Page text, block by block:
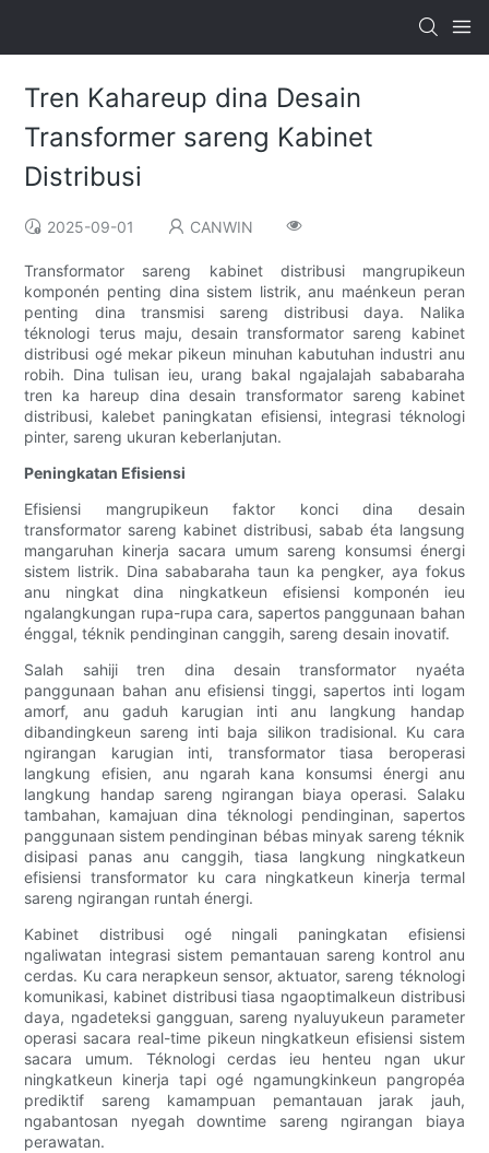
Tren Kahareup dina Desain
Transformer sareng Kabinet
Distribusi
2025-09-01 CANWIN
Transformator sareng kabinet distribusi mangrupikeun
komponén penting dina sistem listrik, anu maénkeun peran
penting dina transmisi sareng distribusi daya. Nalika
téknologi terus maju, desain transformator sareng kabinet
distribusi ogé mekar pikeun minuhan kabutuhan industri anu
robih. Dina tulisan ieu, urang bakal ngajalajah sababaraha
tren ka hareup dina desain transformator sareng kabinet
distribusi, kalebet paningkatan efisiensi, integrasi téknologi
pinter, sareng ukuran keberlanjutan.
Peningkatan Efisiensi
Efisiensi mangrupikeun faktor konci dina desain
transformator sareng kabinet distribusi, sabab éta langsung
mangaruhan kinerja sacara umum sareng konsumsi énergi
sistem listrik. Dina sababaraha taun ka pengker, aya fokus
anu ningkat dina ningkatkeun efisiensi komponén ieu
ngalangkungan rupa-rupa cara, sapertos panggunaan bahan
énggal, téknik pendinginan canggih, sareng desain inovatif.
Salah sahiji tren dina desain transformator nyaéta
panggunaan bahan anu efisiensi tinggi, sapertos inti logam
amorf, anu gaduh karugian inti anu langkung handap
dibandingkeun sareng inti baja silikon tradisional. Ku cara
ngirangan karugian inti, transformator tiasa beroperasi
langkung efisien, anu ngarah kana konsumsi énergi anu
langkung handap sareng ngirangan biaya operasi. Salaku
tambahan, kamajuan dina téknologi pendinginan, sapertos
panggunaan sistem pendinginan bébas minyak sareng téknik
disipasi panas anu canggih, tiasa langkung ningkatkeun
efisiensi transformator ku cara ningkatkeun kinerja termal
sareng ngirangan runtah énergi.
Kabinet distribusi ogé ningali paningkatan efisiensi
ngaliwatan integrasi sistem pemantauan sareng kontrol anu
cerdas. Ku cara nerapkeun sensor, aktuator, sareng téknologi
komunikasi, kabinet distribusi tiasa ngaoptimalkeun distribusi
daya, ngadeteksi gangguan, sareng nyaluyukeun parameter
operasi sacara real-time pikeun ningkatkeun efisiensi sistem
sacara umum. Téknologi cerdas ieu henteu ngan ukur
ningkatkeun kinerja tapi ogé ngamungkinkeun pangropéa
prediktif sareng kamampuan pemantauan jarak jauh,
ngabantosan nyegah downtime sareng ngirangan biaya
perawatan.